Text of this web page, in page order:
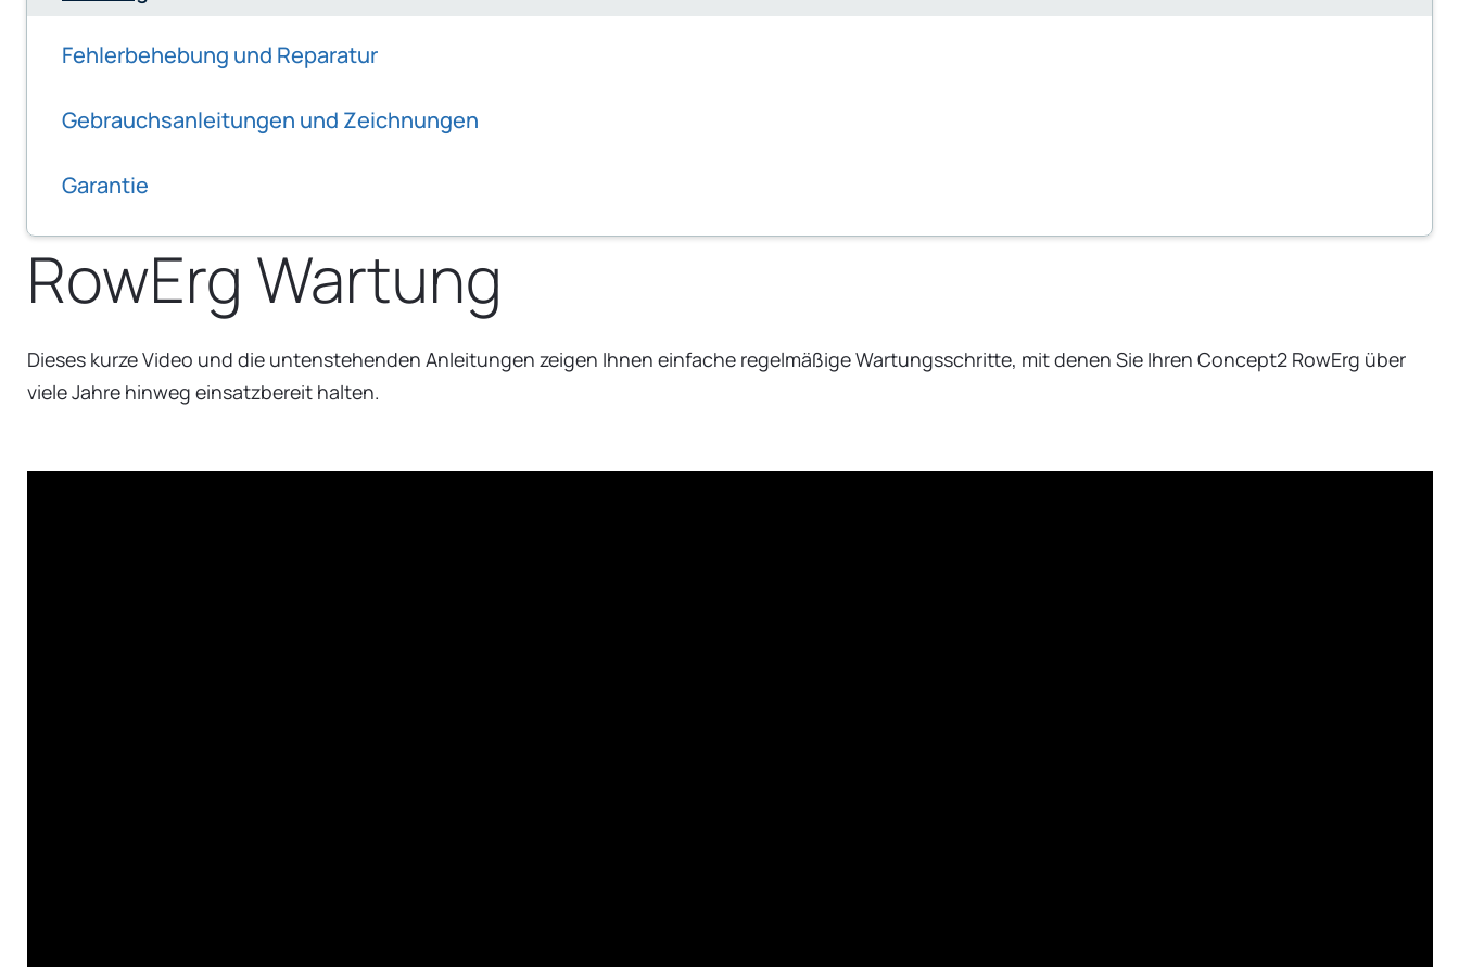
Fehlerbehebung und Reparatur
Gebrauchsanleitungen und Zeichnungen
Garantie
RowErg Wartung
Dieses kurze Video und die untenstehenden Anleitungen zeigen Ihnen einfache regelmäßige Wartungsschritte, mit denen Sie Ihren Concept2 RowErg über
viele Jahre hinweg einsatzbereit halten.